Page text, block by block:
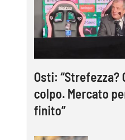
Osti: “Strefezza?
colpo. Mercato
finito”